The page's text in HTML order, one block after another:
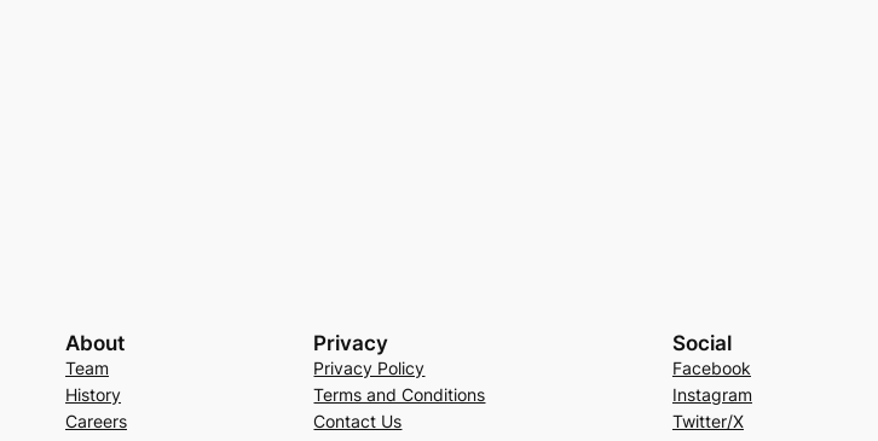
About
Team
History
Careers
Privacy
Privacy Policy
Terms and Conditions
Contact Us
Social
Facebook
Instagram
Twitter/X